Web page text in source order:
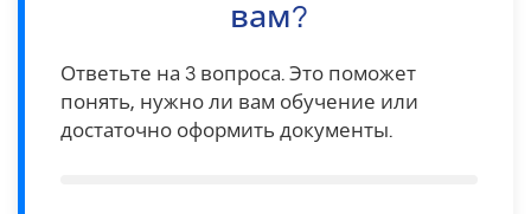
вам?
Ответьте на 3 вопроса. Это поможет
понять, нужно ли вам обучение или
достаточно оформить документы.